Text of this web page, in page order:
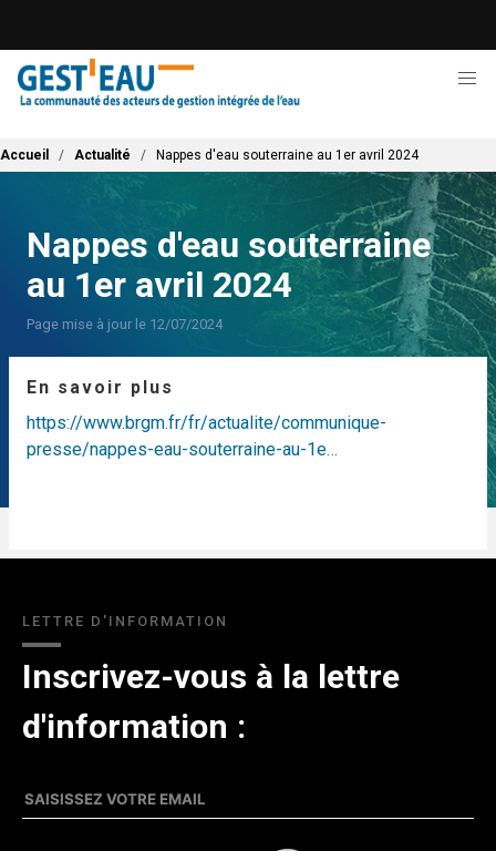
contenu
principal
Fil d'Ariane
Accueil Actualité Nappes d'eau souterraine au 1er avril 2024
Nappes d'eau souterraine
au 1er avril 2024
Page mise à jour le 12/07/2024
En savoir plus
https://www.brgm.fr/fr/actualite/communique-
presse/nappes-eau-souterraine-au-1e…
LETTRE D'INFORMATION
Inscrivez-vous à la lettre
d'information :